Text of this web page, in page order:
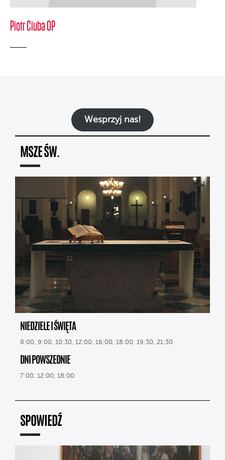
Piotr Ciuba OP
Wesprzyj nas!
MSZE ŚW.
NIEDZIELE I ŚWIĘTA
8:00, 9:00, 10:30, 12:00, 16:00, 18:00, 19:30, 21:30
DNI POWSZEDNIE
7:00, 12:00, 18:00
SPOWIEDŹ